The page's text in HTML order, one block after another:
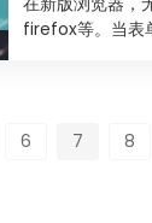
firefox等。当表
6 7 8